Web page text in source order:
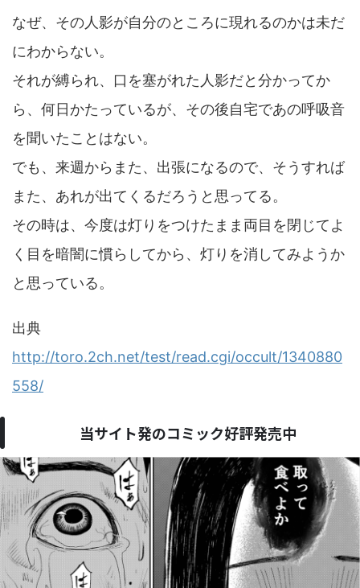
なぜ、その人影が自分のところに現れるのかは未だ
にわからない。
それが縛られ、口を塞がれた人影だと分かってか
ら、何日かたっているが、その後自宅であの呼吸音
を聞いたことはない。
でも、来週からまた、出張になるので、そうすれば
また、あれが出てくるだろうと思ってる。
その時は、今度は灯りをつけたまま両目を閉じてよ
く目を暗闇に慣らしてから、灯りを消してみようか
と思っている。
出典
http://toro.2ch.net/test/read.cgi/occult/1340880
558/
当サイト発のコミック好評発売中